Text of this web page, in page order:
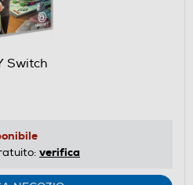
Switch
verifica